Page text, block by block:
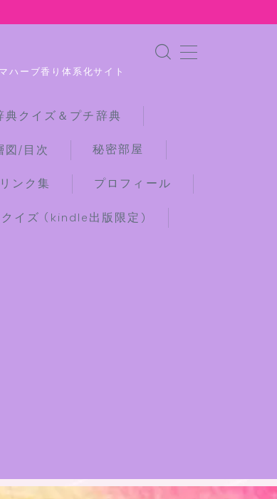
ハーブ香り体系化サイト
クイズ＆プチ辞典
図/目次 秘密部屋
ンク集 プロフィール
イズ (kindle出版限定)